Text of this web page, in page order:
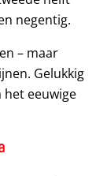
negentig.
– maar
Gelukkig
het eeuwige